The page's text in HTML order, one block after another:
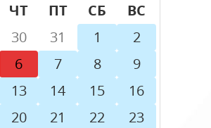
ЧТ ПТ СБ
ВС
30 31 1
2
6 7 8
9
13 14 15
16
20 21 22
23